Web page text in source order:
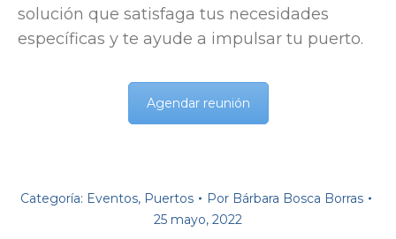
solución que satisfaga tus necesidades
específicas y te ayude a impulsar tu puerto.
Agendar reunión
Categoría: Eventos, Puertos Por Bárbara Bosca Borras
25 mayo, 2022